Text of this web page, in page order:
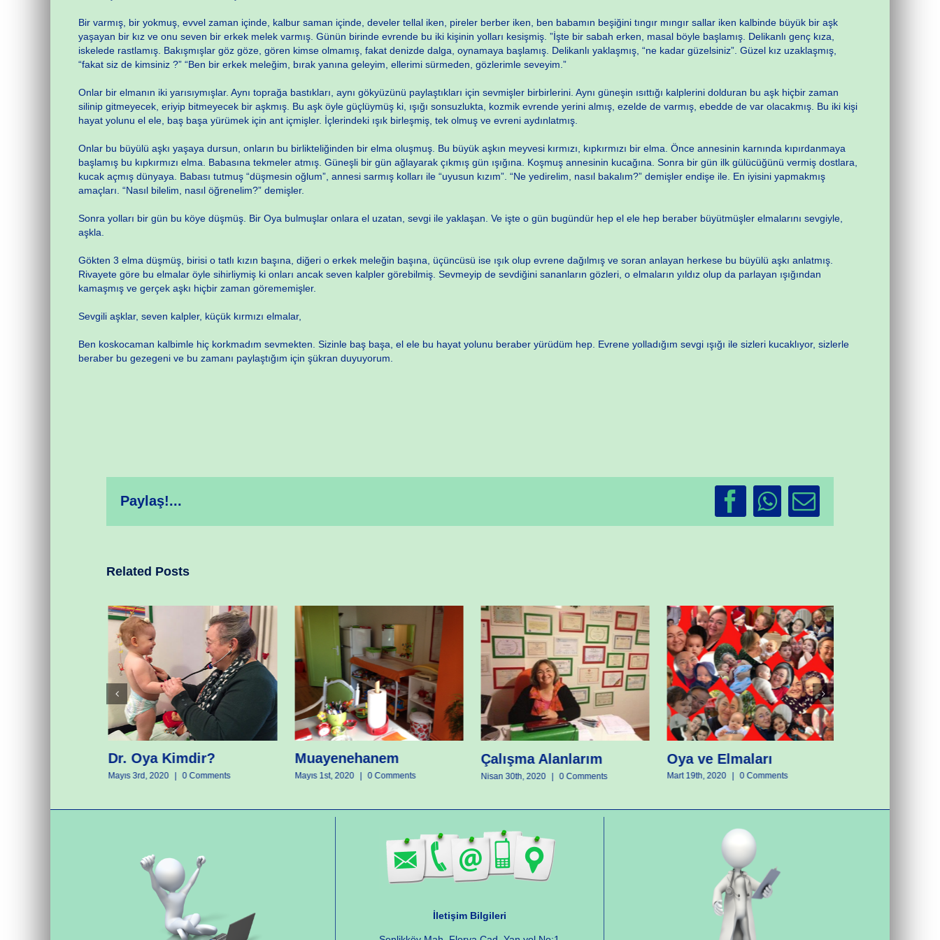
Bir varmış, bir yokmuş, evvel zaman içinde, kalbur saman içinde, develer tellal iken, pireler berber iken, ben babamın beşiğini tıngır mıngır sallar iken kalbinde büyük bir aşk
yaşayan bir kız ve onu seven bir erkek melek varmış. Günün birinde evrende bu iki kişinin yolları kesişmiş. ”İşte bir sabah erken, masal böyle başlamış. Delikanlı genç kıza,
iskelede rastlamış. Bakışmışlar göz göze, gören kimse olmamış, fakat denizde dalga, oynamaya başlamış. Delikanlı yaklaşmış, “ne kadar güzelsiniz”. Güzel kız uzaklaşmış,
“fakat siz de kimsiniz ?” “Ben bir erkek meleğim, bırak yanına geleyim, ellerimi sürmeden, gözlerimle seveyim.”
Onlar bir elmanın iki yarısıymışlar. Aynı toprağa bastıkları, aynı gökyüzünü paylaştıkları için sevmişler birbirlerini. Aynı güneşin ısıttığı kalplerini dolduran bu aşk hiçbir zaman
silinip gitmeyecek, eriyip bitmeyecek bir aşkmış. Bu aşk öyle güçlüymüş ki, ışığı sonsuzlukta, kozmik evrende yerini almış, ezelde de varmış, ebedde de var olacakmış. Bu iki kişi
hayat yolunu el ele, baş başa yürümek için ant içmişler. İçlerindeki ışık birleşmiş, tek olmuş ve evreni aydınlatmış.
Onlar bu büyülü aşkı yaşaya dursun, onların bu birlikteliğinden bir elma oluşmuş. Bu büyük aşkın meyvesi kırmızı, kıpkırmızı bir elma. Önce annesinin karnında kıpırdanmaya
başlamış bu kıpkırmızı elma. Babasına tekmeler atmış. Güneşli bir gün ağlayarak çıkmış gün ışığına. Koşmuş annesinin kucağına. Sonra bir gün ilk gülücüğünü vermiş dostlara,
kucak açmış dünyaya. Babası tutmuş “düşmesin oğlum”, annesi sarmış kolları ile “uyusun kızım”. “Ne yedirelim, nasıl bakalım?” demişler endişe ile. En iyisini yapmakmış
amaçları. “Nasıl bilelim, nasıl öğrenelim?” demişler.
Sonra yolları bir gün bu köye düşmüş. Bir Oya bulmuşlar onlara el uzatan, sevgi ile yaklaşan. Ve işte o gün bugündür hep el ele hep beraber büyütmüşler elmalarını sevgiyle,
aşkla.
Gökten 3 elma düşmüş, birisi o tatlı kızın başına, diğeri o erkek meleğin başına, üçüncüsü ise ışık olup evrene dağılmış ve soran anlayan herkese bu büyülü aşkı anlatmış.
Rivayete göre bu elmalar öyle sihirliymiş ki onları ancak seven kalpler görebilmiş. Sevmeyip de sevdiğini sananların gözleri, o elmaların yıldız olup da parlayan ışığından
kamaşmış ve gerçek aşkı hiçbir zaman görememişler.
Sevgili aşklar, seven kalpler, küçük kırmızı elmalar,
Ben koskocaman kalbimle hiç korkmadım sevmekten. Sizinle baş başa, el ele bu hayat yolunu beraber yürüdüm hep. Evrene yolladığım sevgi ışığı ile sizleri kucaklıyor, sizlerle
beraber bu gezegeni ve bu zamanı paylaştığım için şükran duyuyorum.
Paylaş!... Facebook
WhatsApp
Email
Related Posts
Dr. Oya Kimdir?
Mayıs 3rd, 2020 0 Comments
Muayenehanem
Mayıs 1st, 2020 0 Comments
Çalışma Alanlarım
Nisan 30th, 2020 0 Comments
Oya ve Elmaları
Mart 19th, 2020 0 Comments
İletişim Bilgileri